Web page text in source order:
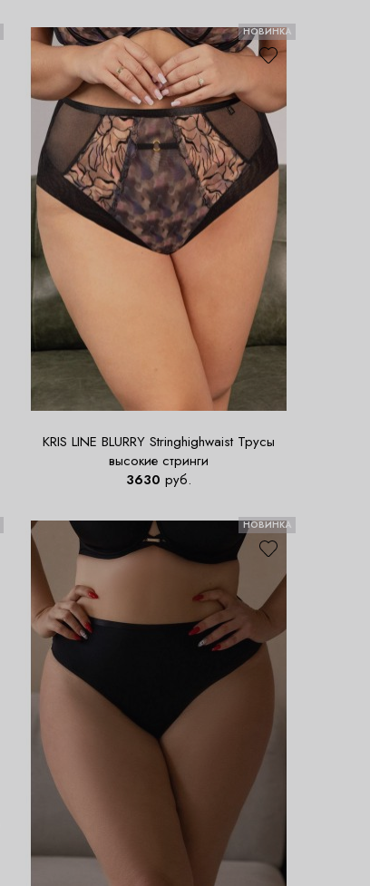
НОВИНКА
KRIS LINE BLURRY Stringhighwaist Трусы
высокие стринги
3630 руб.
НОВИНКА